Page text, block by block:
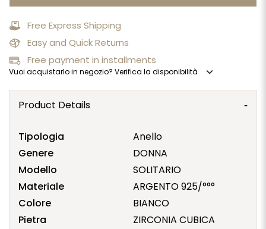
Free Express Shipping
Easy and Quick Returns
Free payment in installments
Vuoi acquistarlo in negozio? Verifica la disponibilità expand_more
Product Details
Tipologia
Anello
Genere
DONNA
Modello
SOLITARIO
Materiale
ARGENTO 925/°°°
Colore
BIANCO
Pietra
ZIRCONIA CUBICA